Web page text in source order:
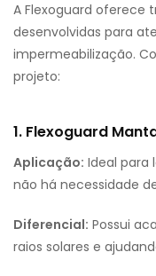
A Flexoguard oferece
desenvolvidas para
impermeabilização.
projeto:
1. Flexoguard
Aplicação: Ideal para
não há necessidade
Diferencial: Possui
raios solares e